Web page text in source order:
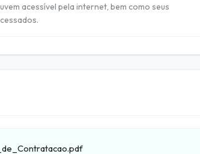
acessível pela internet, bem como seus